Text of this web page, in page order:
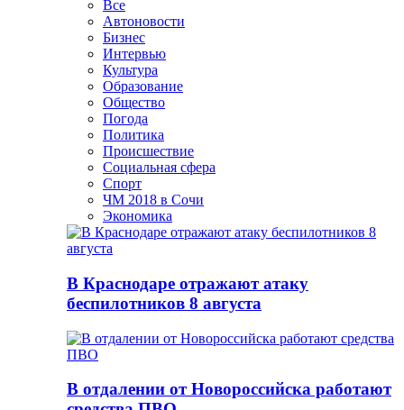
Все
Автоновости
Бизнес
Интервью
Культура
Образование
Общество
Погода
Политика
Происшествие
Социальная сфера
Спорт
ЧМ 2018 в Сочи
Экономика
В Краснодаре отражают атаку
беспилотников 8 августа
В отдалении от Новороссийска работают